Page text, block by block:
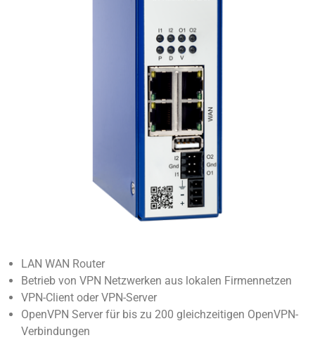
LAN WAN Router
Betrieb von VPN Netzwerken aus lokalen Firmennetzen
VPN-Client oder VPN-Server
OpenVPN Server für bis zu 200 gleichzeitigen OpenVPN-
Verbindungen